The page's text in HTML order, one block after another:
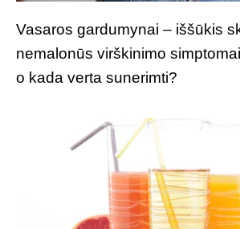
Vasaros gardumynai – iššūkis
nemalonūs virškinimo
o kada verta sunerimti?